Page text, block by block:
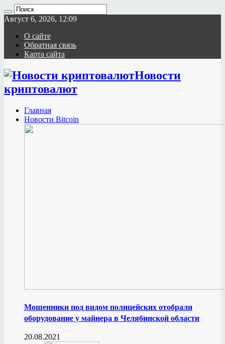
Август 6, 2026, 12:09
О сайте
Обратная связь
Карта сайта
Новости
криптовалют
Главная
Новости Bitcoin
Мошенники под видом полицейских отобрали
оборудование у майнера в Челябинской области
20.08.2021